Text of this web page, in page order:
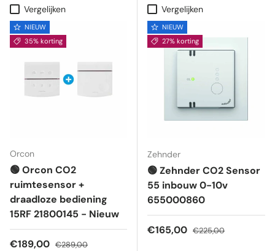
Vergelijken
NIEUW
35% korting
Orcon
🟢 Orcon CO2
ruimtesensor +
draadloze bediening
15RF 21800145 - Nieuw
Verkoopprijs
€189,00 Reguliere prijs
€289,00
Vergelijken
NIEUW
27% korting
Zehnder
🟢 Zehnder CO2 Sensor
55 inbouw 0-10v
655000860
Verkoopprijs
€165,00 Reguliere prijs
€225,00